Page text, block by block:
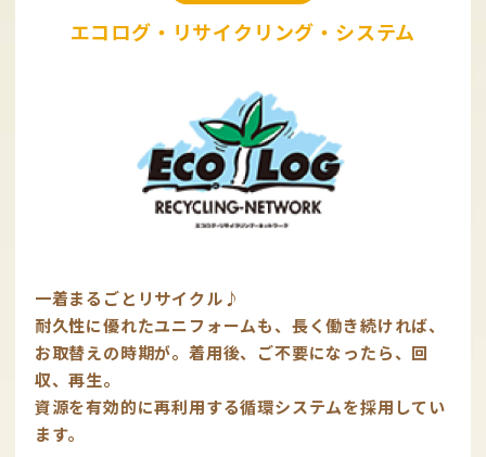
エコログ・リサイクリング・システム
一着まるごとリサイクル♪
耐久性に優れたユニフォームも、長く働き続ければ、
お取替えの時期が。着用後、ご不要になったら、回
収、再生。
資源を有効的に再利用する循環システムを採用してい
ます。